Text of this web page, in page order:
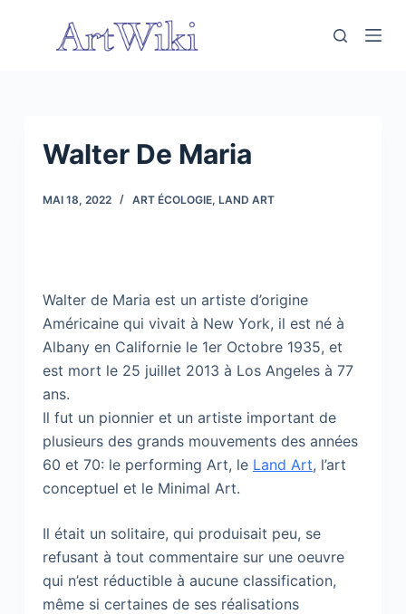
Walter De Maria
MAI 18, 2022 ART ÉCOLOGIE, LAND ART
Walter de Maria est un artiste d’origine
Américaine qui vivait à New York, il est né à
Albany en Californie le 1er Octobre 1935, et
est mort le 25 juillet 2013 à Los Angeles à 77
ans.
Il fut un pionnier et un artiste important de
plusieurs des grands mouvements des années
60 et 70: le performing Art, le Land Art, l’art
conceptuel et le Minimal Art.
Il était un solitaire, qui produisait peu, se
refusant à tout commentaire sur une oeuvre
qui n’est réductible à aucune classification,
même si certaines de ses réalisations